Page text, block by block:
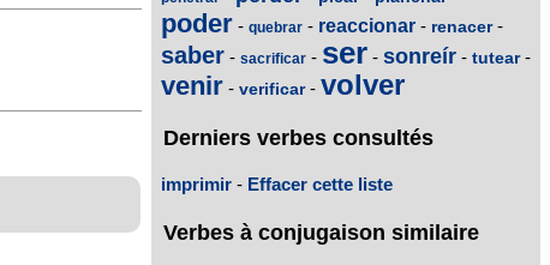
poder - quebrar - reaccionar - renacer-
saber - sacrificar - ser - sonreír - tutear-
venir - verificar- volver
Derniers verbes consultés
imprimir - Effacer cette liste
Verbes à conjugaison similaire